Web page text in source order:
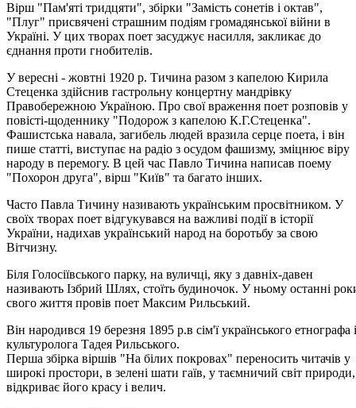
Вірш "Пам'яті тридцяти", збірки "Замість сонетів і октав",
"Плуг" присвячені страшним подіям громадянської війни в
Україні. У цих творах поет засуджує насилля, закликає до
єднання проти гнобителів.
У вересні - жовтні 1920 р. Тичина разом з капелою Кирила
Стеценка здійснив гастрольну концертну мандрівку
Правобережною Україною. Про свої враження поет розповів у
повісті-щоденнику "Подорож з капелою К.Г.Стеценка".
Фашистська навала, загибель людей вразила серце поета, і він
пише статті, виступає на радіо з осудом фашизму, зміцнює віру
народу в перемогу. В цей час Павло Тичина написав поему
"Похорон друга", вірш "Київ" та багато інших.
Часто Павла Тичину називають українським просвітником. У
своїх творах поет відгукувався на важливі події в історії
України, надихав український народ на боротьбу за свою
Вітчизну.
Біля Голосіївського парку, на вуличці, яку з давніх-давен
називають Ізбрий Шлях, стоїть будиночок. У ньому останні
свого життя провів поет Максим Рильський.
Він народився 19 березня 1895 р.в сім'ї українського етнографа і
культуролога Тадея Рильського.
Перша збірка віршів "На білих покровах" переносить читачів у
широкі простори, в зелені шати гаїв, у таємничий світ природи,
відкриває його красу і велич.